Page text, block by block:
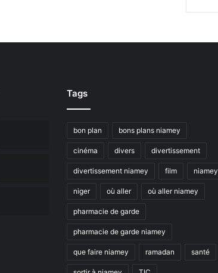
Tags
bon plan bons plans niamey
cinéma divers divertissement
divertissement niamey film niamey
niger où aller où aller niamey
pharmacie de garde
pharmacie de garde niamey
que faire niamey ramadan santé